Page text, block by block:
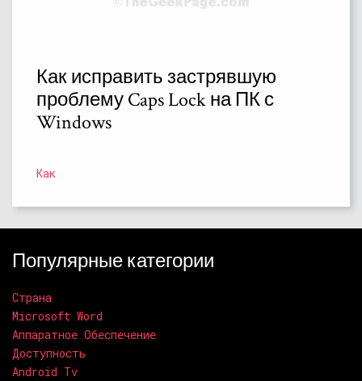
Как исправить застрявшую
проблему Caps Lock на ПК с
Windows
Как
Популярные категории
Страна
Microsoft Word
Аппаратное Обеспечение
Доступность
Android Tv